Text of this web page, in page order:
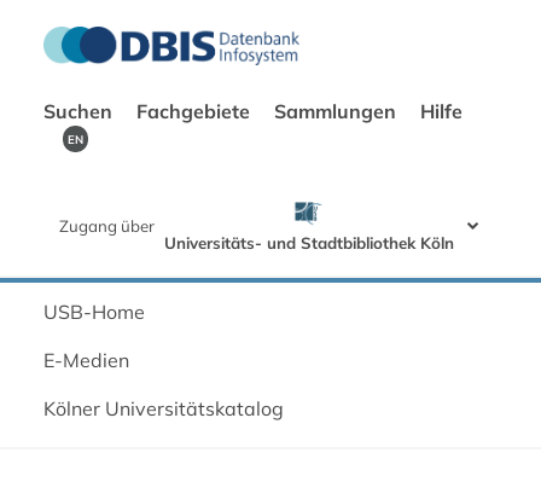
Suchen Fachgebiete Sammlungen Hilfe
EN
Zugang über
Universitäts- und Stadtbibliothek Köln
USB-Home
E-Medien
Kölner Universitätskatalog